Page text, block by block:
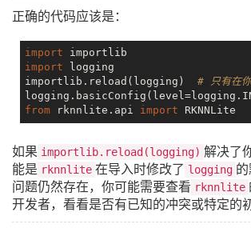
正确的代码应该是：
import
import logging
importlib.reload(logging) # 只有在你
from rknnlite.api import
如果 importlib.reload(logging) 解决了
能是 rknnlite 在导入时修改了 logging
问题仍然存在，你可能需要查看 rknnlite
开发者，看看是否有已知的冲突或特定的